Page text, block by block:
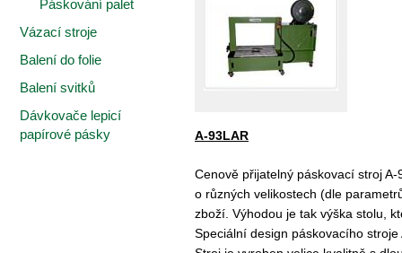
Páskování palet
Vázací stroje
Balení do folie
Balení svitků
Dávkovače lepicí
papírové pásky
A-93LAR
Cenově přijatelný páskovací stroj
o různých velikostech (dle
zboží. Výhodou je tak výška stolu,
Speciální design páskovacího